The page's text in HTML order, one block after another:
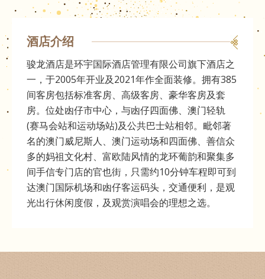
酒店介绍
骏龙酒店是环宇国际酒店管理有限公司旗下酒店之
一，于2005年开业及2021年作全面装修。拥有385
间客房包括标准客房、高级客房、豪华客房及套
房。位处凼仔市中心，与凼仔四面佛、澳门轻轨
(赛马会站和运动场站)及公共巴士站相邻。毗邻著
名的澳门威尼斯人、澳门运动场和四面佛、善信众
多的妈祖文化村、富欧陆风情的龙环葡韵和聚集多
间手信专门店的官也街，只需约10分钟车程即可到
达澳门国际机场和凼仔客运码头，交通便利，是观
光出行休闲度假，及观赏演唱会的理想之选。